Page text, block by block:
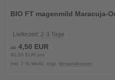
BIO FT magenmild
Lieferzeit: 2-3 Tage
ab 4,50 EUR
90,00 EUR pro
inkl. 7 % MwSt. zzgl. Versandkosten